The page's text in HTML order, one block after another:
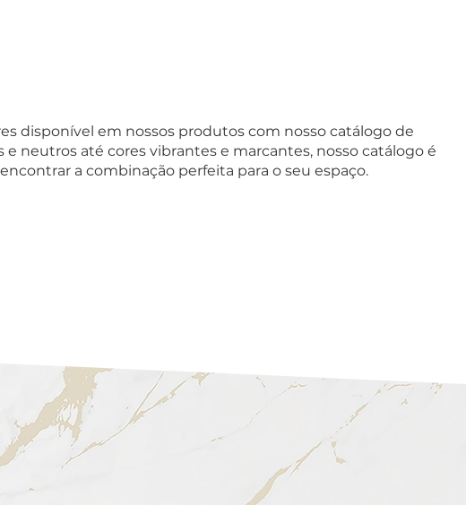
disponível em nossos produtos com nosso catálogo de
neutros até cores vibrantes e marcantes, nosso catálogo é
a combinação perfeita para o seu espaço.